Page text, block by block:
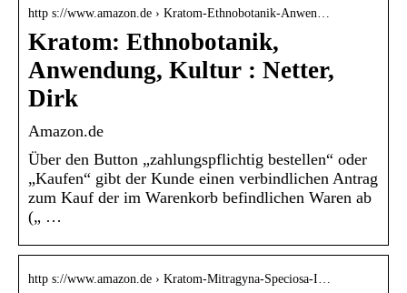
http s://www.amazon.de › Kratom-Ethnobotanik-Anwen…
Kratom: Ethnobotanik,
Anwendung, Kultur : Netter,
Dirk
Amazon.de
Über den Button „zahlungspflichtig bestellen“ oder
„Kaufen“ gibt der Kunde einen verbindlichen Antrag
zum Kauf der im Warenkorb befindlichen Waren ab
(„ …
http s://www.amazon.de › Kratom-Mitragyna-Speciosa-I…